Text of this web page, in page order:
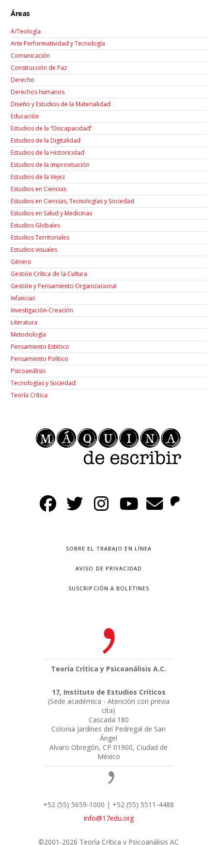
Áreas
A/Teología
Arte Performatividad y Tecnología
Comunicación
Construcción de Paz
Derecho
Derechos humanos
Diseño y Estudios de la Materialidad
Educación
Estudios de la “Discapacidad”
Estudios de la Digitalidad
Estudios de la Historicidad
Estudios de la Improvisación
Estudios de la Vejez
Estudios en Ciencias
Estudios en Ciencias, Tecnologías y Sociedad
Estudios en Salud y Medicinas
Estudios Globales
Estudios Territoriales
Estudios visuales
Género
Gestión Crítica de la Cultura
Gestión y Pensamiento Organizacional
Infancias
Investigación-Creación
Łiteratura
Metodología
Pensamiento Estético
Pensamiento Político
Psicoanálisis
Tecnologías y Sociedad
Teoría Crítica
SOBRE EL TRABAJO EN LÍNEA
AVISO DE PRIVACIDAD
SUSCRIPCIÓN A BOLETINES
Teoría Crítica y Psicoanálisis A.C.
17, Instituto de Estudios Críticos
(Sede académica - Atención con previa
cita)
Cascada 180
Colonia Jardínes del Pedregal de San
Ángel
Alvaro Obregón, CP 01900, Ciudad de
México
+52 (55) 5659-1000 | +52 (55) 5511-4488
info@17edu.org
©2001-2026 Teoría Crítica y Psicoanálisis AC